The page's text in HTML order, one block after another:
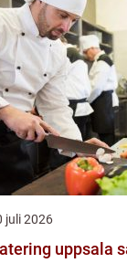
juli 2026
uppsala så